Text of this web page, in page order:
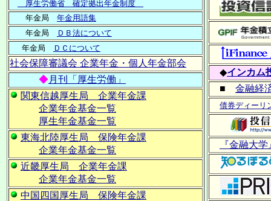
厚生労働省 確定拠出年金制度
年金局 年金用語集
年金局
ＤＢ法について
年金局
ＤＣについて
社会保障審議会 企業年金・個人年金部会
◆月刊「厚生労働」
関東信越厚生局 企業年金課
企業年金基金一覧
厚生年金基金一覧
東海北陸厚生局 保険年金課
企業年金基金一覧
近畿厚生局 企業年金課
企業年金基金一覧
中国四国厚生局 保険年金課
◆インカム
■ 金融経
債券ディーリ
『金融大学